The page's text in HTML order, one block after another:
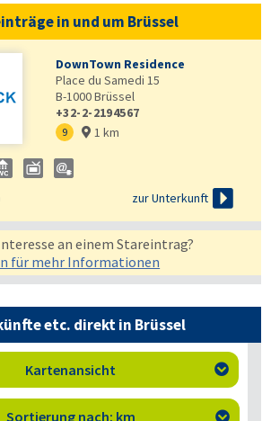
in und um Brüssel
DownTown Residence
Place du Samedi 15
B-1000Brüssel
+32-2-2194567
9  1 km
zur Unterkunft 
an einem Stareintrag?
für mehr Informationen
etc. direkt in Brüssel
Kartenansicht 
Sortierung nach: km 